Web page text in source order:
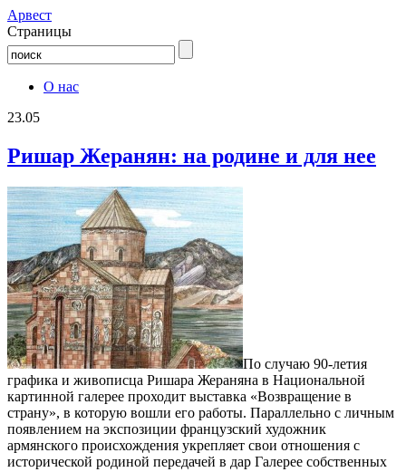
Aрвест
Страницы
О нас
23.05
Ришар Жеранян: на родине и для нее
По случаю 90-летия
графика и живописца Ришара Жераняна в Национальной
картинной галерее проходит выставка «Возвращение в
страну», в которую вошли его работы. Параллельно с личным
появлением на экспозиции французский художник
армянского происхождения укрепляет свои отношения с
исторической родиной передачей в дар Галерее собственных